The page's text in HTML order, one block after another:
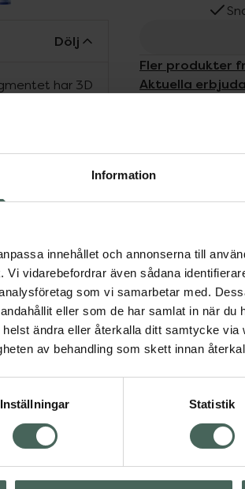
Information
innehållet och annonserna till
vidarebefordrar även sådana
som vi samarbetar med.
eller som de har samlat in när
ändra eller återkalla ditt samtycke via
av behandling som skett innan
Inställningar Statistik
Fler produkter
Aktuella
Dölj
har 3D
dag 1
3D
unika
rengöring
alla Oral-B-
Visa